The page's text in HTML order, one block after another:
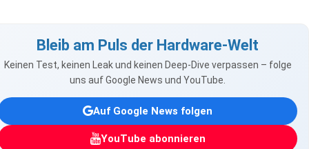
Bleib am Puls der Hardware-Welt
Keinen Test, keinen Leak und keinen Deep-Dive verpassen – folge
uns auf Google News und YouTube.
Auf Google News folgen
YouTube abonnieren